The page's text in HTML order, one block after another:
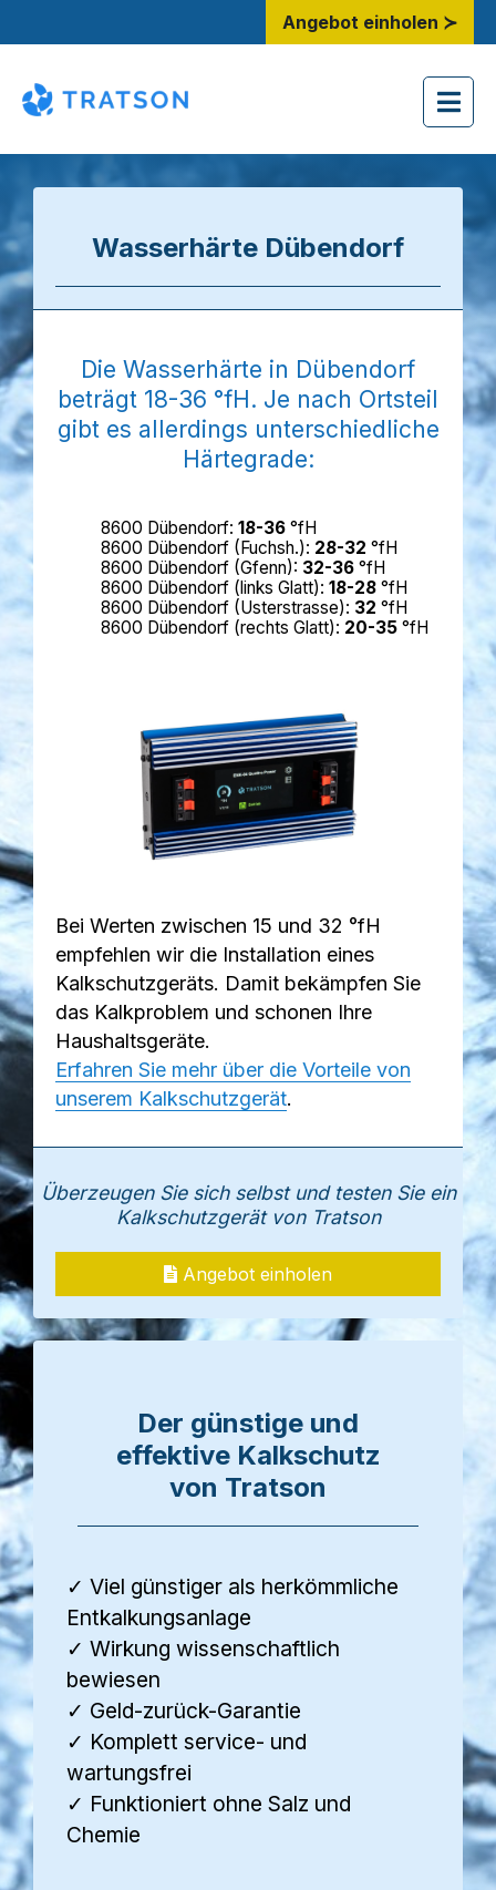
Angebot einholen ≻
Wasserhärte Dübendorf
Die Wasserhärte in Dübendorf
beträgt 18-36 °fH. Je nach Ortsteil
gibt es allerdings unterschiedliche
Härtegrade:
8600 Dübendorf: 18-36 °fH
8600 Dübendorf (Fuchsh.): 28-32 °fH
8600 Dübendorf (Gfenn): 32-36 °fH
8600 Dübendorf (links Glatt): 18-28 °fH
8600 Dübendorf (Usterstrasse): 32 °fH
8600 Dübendorf (rechts Glatt): 20-35 °fH
Bei Werten zwischen 15 und 32 °fH
empfehlen wir die Installation eines
Kalkschutzgeräts. Damit bekämpfen Sie
das Kalkproblem und schonen Ihre
Haushaltsgeräte.
Erfahren Sie mehr über die Vorteile von
unserem Kalkschutzgerät.
Überzeugen Sie sich selbst und testen Sie ein
Kalkschutzgerät von Tratson
Angebot einholen
Der günstige und
effektive Kalkschutz
von Tratson
✓ Viel günstiger als herkömmliche
Entkalkungsanlage
✓ Wirkung wissenschaftlich
bewiesen
✓ Geld-zurück-Garantie
✓ Komplett service- und
wartungsfrei
✓ Funktioniert ohne Salz und
Chemie